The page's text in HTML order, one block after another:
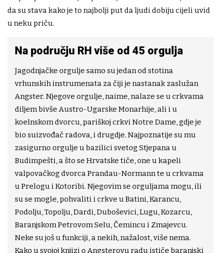
da su stava kako je to najbolji put da ljudi dobiju cijeli uvid
u neku priču.
Na području RH više od 45 orgulja
Jagodnjačke orgulje samo su jedan od stotina
vrhunskih instrumenata za čiji je nastanak zaslužan
Angster. Njegove orgulje, naime, nalaze se u crkvama
diljem bivše Austro-Ugarske Monarhije, ali i u
koelnskom dvorcu, pariškoj crkvi Notre Dame, gdje je
bio suizvođač radova, i drugdje. Najpoznatije su mu
zasigurno orgulje u bazilici svetog Stjepana u
Budimpešti, a što se Hrvatske tiče, one u kapeli
valpovačkog dvorca Prandau-Normann te u crkvama
u Prelogu i Kotoribi. Njegovim se orguljama mogu, ili
su se mogle, pohvaliti i crkve u Batini, Karancu,
Podolju, Topolju, Dardi, Duboševici, Lugu, Kozarcu,
Baranjskom Petrovom Selu, Čemincu i Zmajevcu.
Neke su još u funkciji, a nekih, nažalost, više nema.
Kako u svojoj knjizi o Angsterovu radu ističe baranjski